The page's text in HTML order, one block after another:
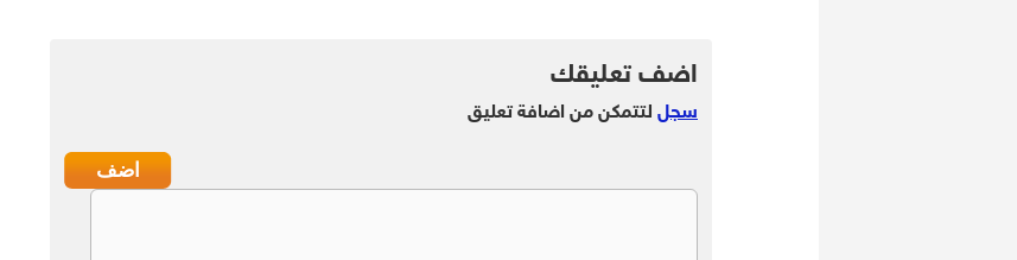
اضف تعليقك
سجل لتتمكن من اضافة تعليق